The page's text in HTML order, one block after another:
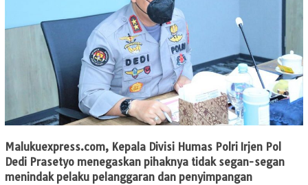
Malukuexpress.com, Kepala Divisi Humas Polri Irjen Pol
Dedi Prasetyo menegaskan pihaknya tidak segan-segan
menindak pelaku pelanggaran dan penyimpangan